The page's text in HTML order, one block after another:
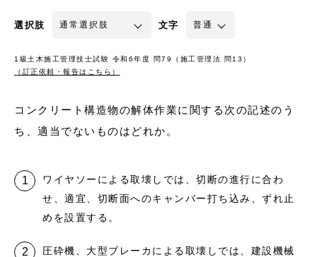
選択肢 文字
1級土木施工管理技士試験 令和6年度 問79（施工管理法 問13）
（訂正依頼・報告はこちら）
コンクリート構造物の解体作業に関する次の記述のう
ち、適当でないものはどれか。
ワイヤソーによる取壊しでは、切断の進行に合わ
せ、適宜、切断面へのキャンバー打ち込み、ずれ止
めを設置する。
圧砕機、大型ブレーカによる取壊しでは、建設機械